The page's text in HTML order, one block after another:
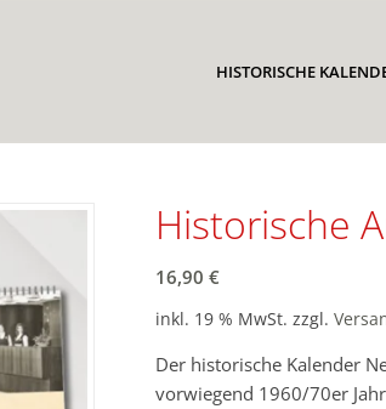
HISTORISCHE
Historische
16,90€
inkl. 19 % MwSt. zzgl.
Der historische Kalender
vorwiegend 1960/70er